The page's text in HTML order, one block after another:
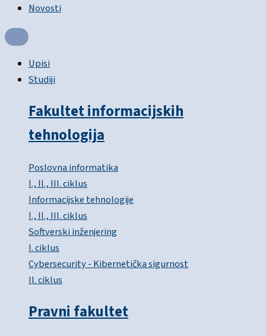
Novosti
Upisi
Studiji
Fakultet informacijskih
tehnologija
Poslovna informatika
I., II., III. ciklus
Informacijske tehnologije
I., II., III. ciklus
Softverski inženjering
I. ciklus
Cybersecurity - Kibernetička sigurnost
II. ciklus
Pravni fakultet